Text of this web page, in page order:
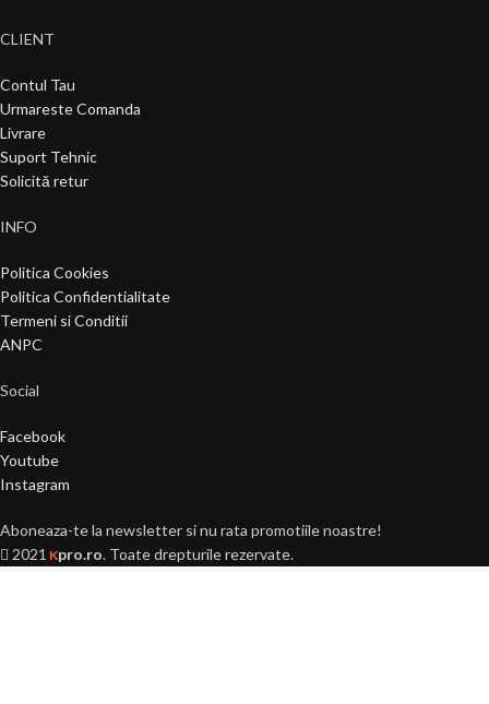
CLIENT
Contul Tau
Urmareste Comanda
Livrare
Suport Tehnic
Solicită retur
INFO
Politica Cookies
Politica Confidentialitate
Termeni si Conditii
ANPC
Social
Facebook
Youtube
Instagram
Aboneaza-te la newsletter si nu rata promotiile noastre!
2021 Kpro.ro. Toate drepturile rezervate.